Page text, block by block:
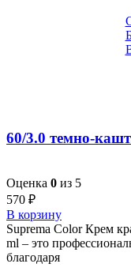
60/3.0 темно-
Оценка 0 из 5
570 ₽
В корзину
Suprema Color Крем
ml – это
благодаря